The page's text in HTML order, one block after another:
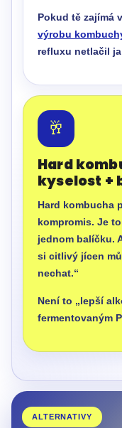
Pokud tě zajímá
výrobu
refluxu netlačil
🥂
Hard
kyselost +
Hard kombucha
kompromis. Je
jednom balíčku.
si citlivý jícen
nechat.“
Není to „lepší
fermentovaným
ALTERNATIVY